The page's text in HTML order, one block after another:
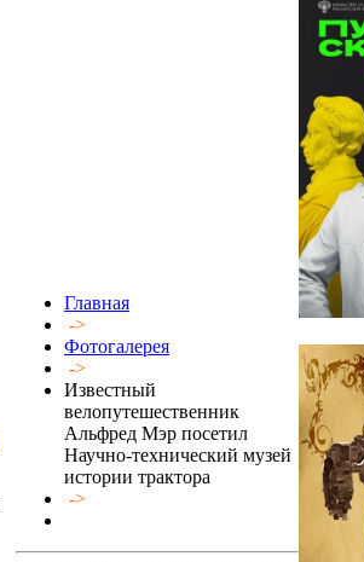
Главная
->
Фотогалерея
->
Известный
велопутешественник
Альфред Мэр посетил
Научно-технический музей
истории трактора
->